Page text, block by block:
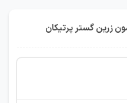
زرین گستر پرتیکان